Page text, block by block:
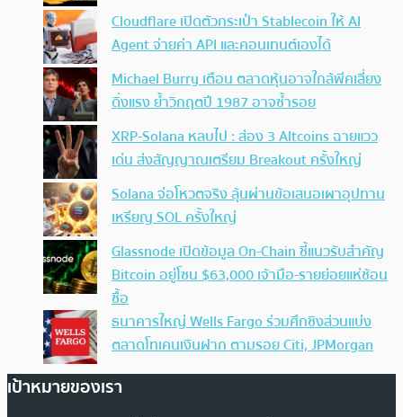
Cloudflare เปิดตัวกระเป๋า Stablecoin ให้ AI
Agent จ่ายค่า API และคอนเทนต์เองได้
Michael Burry เตือน ตลาดหุ้นอาจใกล้พีคเสี่ยง
ดิ่งแรง ย้ำวิกฤตปี 1987 อาจซ้ำรอย
XRP-Solana หลบไป : ส่อง 3 Altcoins ฉายแวว
เด่น ส่งสัญญาณเตรียม Breakout ครั้งใหญ่
Solana จ่อโหวตจริง ลุ้นผ่านข้อเสนอเผาอุปทาน
เหรียญ SOL ครั้งใหญ่
Glassnode เปิดข้อมูล On-Chain ชี้แนวรับสำคัญ
Bitcoin อยู่โซน $63,000 เจ้ามือ-รายย่อยแห่ช้อน
ซื้อ
ธนาคารใหญ่ Wells Fargo ร่วมศึกชิงส่วนแบ่ง
ตลาดโทเคนเงินฝาก ตามรอย Citi, JPMorgan
เป้าหมายของเรา